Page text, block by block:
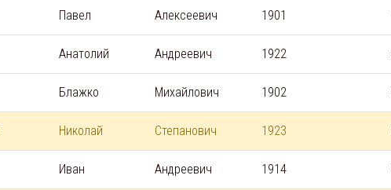
Павел Алексеевич 1901
Анатолий Андреевич 1922
Блажко Михайлович 1902
Николай Степанович 1923
Иван Андреевич 1914